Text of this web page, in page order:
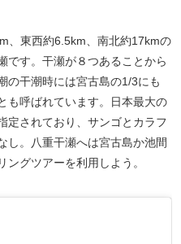
、東西約6.5km、南北約17kmの
です。干瀬が８つあることから
の干潮時には宮古島の1/3にも
も呼ばれています。日本最大の
定されており、サンゴとカラフ
し。八重干瀬へは宮古島か池間
グツアーを利用しよう。